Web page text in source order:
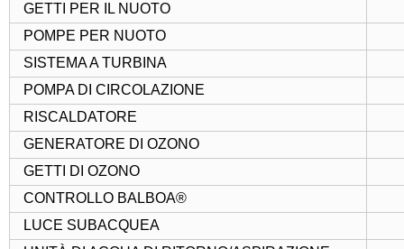
GETTI PER IL NUOTO
POMPE PER NUOTO
SISTEMA A TURBINA
POMPA DI CIRCOLAZIONE
RISCALDATORE
GENERATORE DI OZONO
GETTI DI OZONO
CONTROLLO BALBOA®
LUCE SUBACQUEA